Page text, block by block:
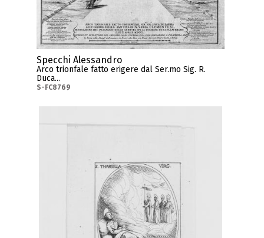
Specchi Alessandro
Arco trionfale fatto erigere dal Ser.mo Sig. R.
Duca...
S-FC8769